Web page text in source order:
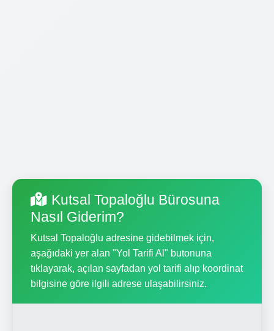
Kutsal Topaloğlu Bürosuna
Nasıl Giderim?
Kutsal Topaloğlu adresine gidebilmek için,
aşağıdaki yer alan "Yol Tarifi Al" butonuna
tıklayarak, açılan sayfadan yol tarifi alıp koordinat
bilgisine göre ilgili adrese ulaşabilirsiniz.